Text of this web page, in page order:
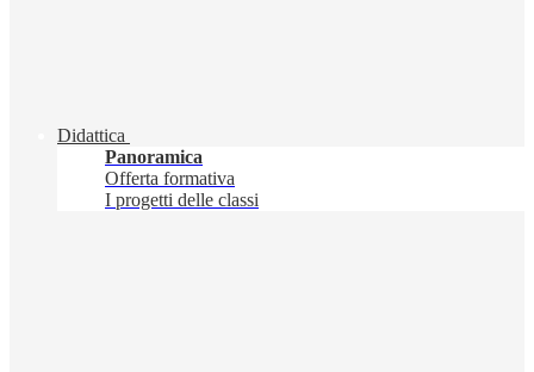
Didattica
Panoramica
Offerta formativa
I progetti delle classi